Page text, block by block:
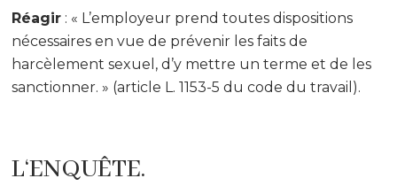
Réagir : « L’employeur prend toutes dispositions
nécessaires en vue de prévenir les faits de
harcèlement sexuel, d’y mettre un terme et de les
sanctionner. » (article L. 1153-5 du code du travail).
L‘ENQUÊTE.